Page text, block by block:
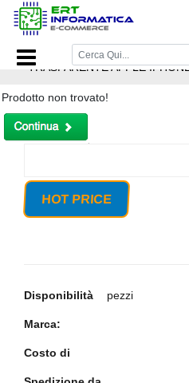
Home Page/CUSTODIA
TRASPARENTE APPLE
Prodotto non trovato!
HOT PRICE
Disponibilità pezzi
Marca:
Costo di